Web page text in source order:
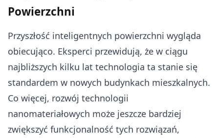
Powierzchni
Przyszłość inteligentnych powierzchni wygląda
obiecująco. Eksperci przewidują, że w ciągu
najbliższych kilku lat technologia ta stanie się
standardem w nowych budynkach mieszkalnych.
Co więcej, rozwój technologii
nanomateriałowych może jeszcze bardziej
zwiększyć funkcjonalność tych rozwiązań,